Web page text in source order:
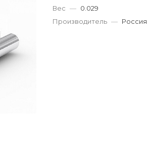
Вес — 0.029
Производитель — Россия